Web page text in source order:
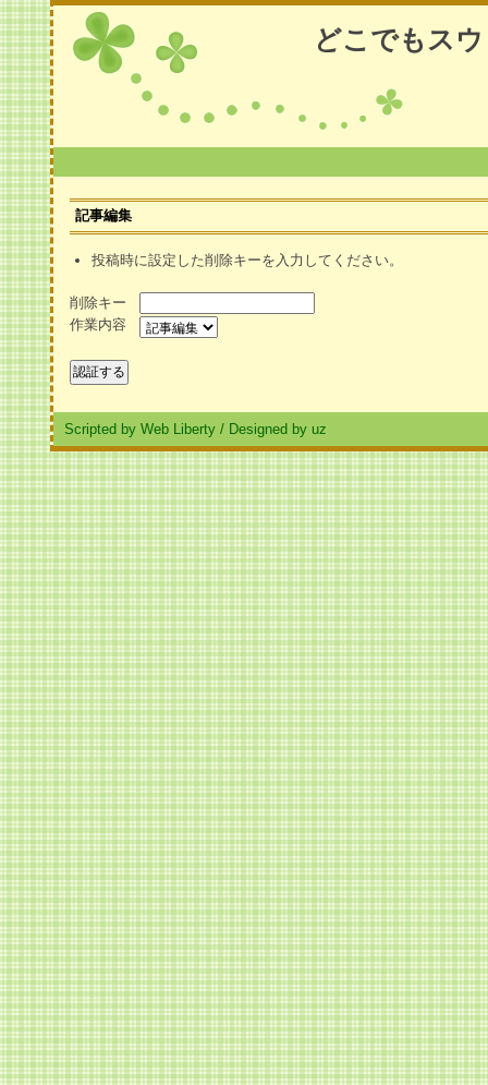
どこでもス
記事編集
投稿時に設定した削除キーを入力してください。
削除キー
作業内容
Scripted by Web Liberty / Designed by uz